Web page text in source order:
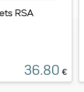
RSA
36.80 €